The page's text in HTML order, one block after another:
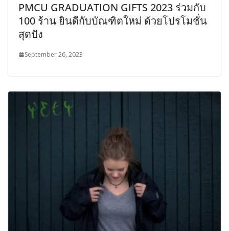
PMCU GRADUATION GIFTS 2023 ร่วมกับ
100 ร้าน ยินดีกับบัณฑิตใหม่ ด้วยโปรโมชั่น
สุดปัง
September 26, 2023